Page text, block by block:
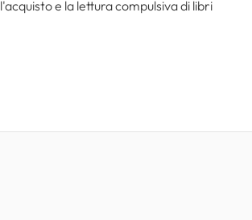
l'acquisto e la lettura compulsiva di libri